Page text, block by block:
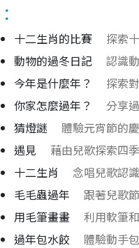
十二生肖的比賽
探索
動物的過冬日記
認識
今年是什麼年？
探索
你家怎麼過年？
分享
猜燈謎
體驗元宵節的
遇見
藉由兒歌探索四
十二生肖
念唱兒歌認
毛毛蟲過年
跟著兒歌
用毛筆畫畫
利用軟筆
過年包水餃
體驗動手